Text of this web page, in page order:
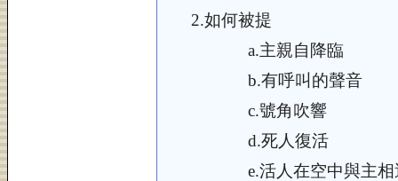
2.如何被提
a.主親自降臨
b.有呼叫的聲音
c.號角吹響
d.死人復活
e.活人在空中與主相